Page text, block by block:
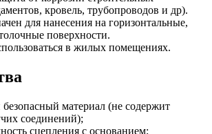
кровель, трубопроводов и др).
для нанесения на горизонтальные,
поверхности.
в жилых помещениях.
безопасный материал (не содержит
соединений);
сцепления с основанием;